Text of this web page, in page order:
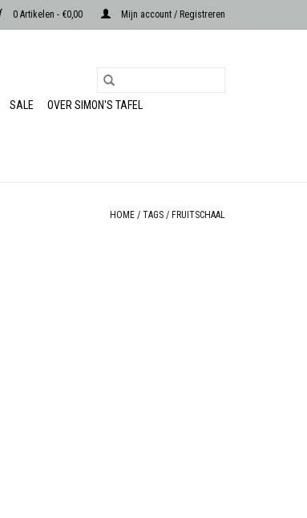
0 Artikelen - €0,00 Mijn account / Registreren
SALE
OVER SIMON'S TAFEL
HOME / TAGS / FRUITSCHAAL